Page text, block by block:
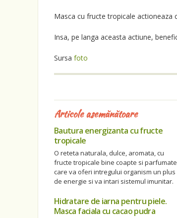
Masca cu fructe tropicale actioneaza
Insa, pe langa aceasta actiune,
Sursa foto
Articole asemănătoare
Bautura energizanta cu fructe
tropicale
O reteta naturala, dulce, aromata, cu
fructe tropicale bine coapte si
care va oferi intregului organism un plus
de energie si va intari sistemul imunitar.
Hidratare de iarna pentru piele.
Masca faciala cu cacao pudra